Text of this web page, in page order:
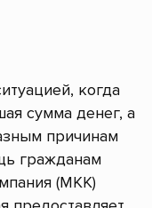
когда
сумма денег, а
причинам
гражданам
(МКК)